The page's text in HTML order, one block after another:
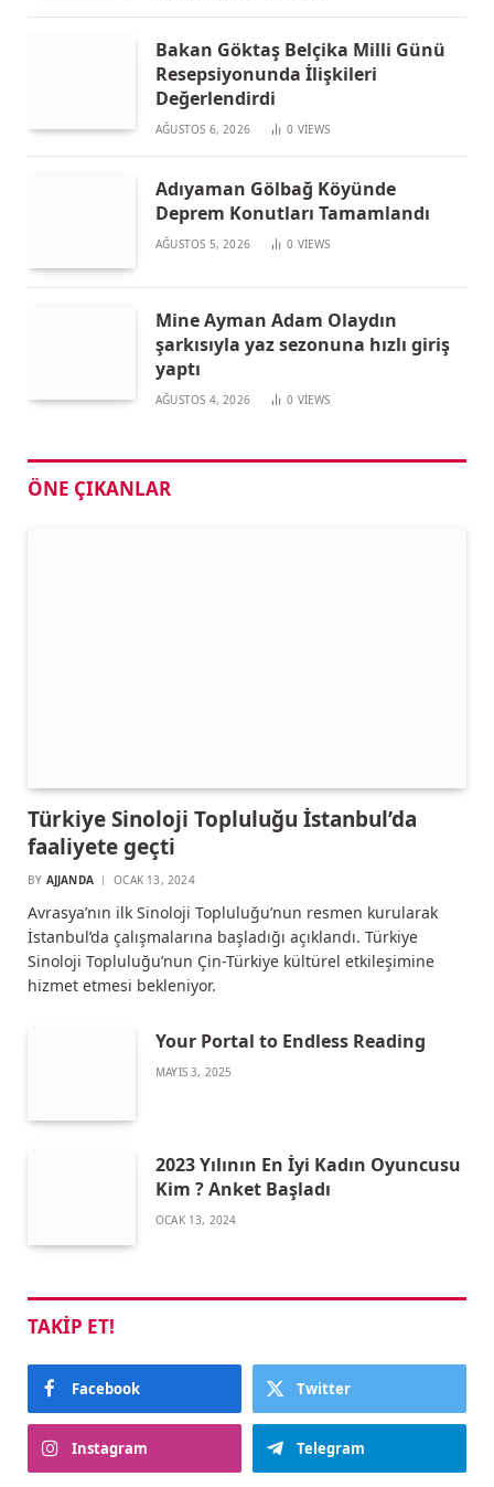
Bakan Göktaş Belçika Milli Günü
Resepsiyonunda İlişkileri
Değerlendirdi
AĞUSTOS 6, 2026 0 VIEWS
Adıyaman Gölbağ Köyünde
Deprem Konutları Tamamlandı
AĞUSTOS 5, 2026 0 VIEWS
Mine Ayman Adam Olaydın
şarkısıyla yaz sezonuna hızlı giriş
yaptı
AĞUSTOS 4, 2026 0 VIEWS
ÖNE ÇIKANLAR
Türkiye Sinoloji Topluluğu İstanbul’da
faaliyete geçti
BY AJJANDA OCAK 13, 2024
Avrasya’nın ilk Sinoloji Topluluğu’nun resmen kurularak
İstanbul’da çalışmalarına başladığı açıklandı. Türkiye
Sinoloji Topluluğu’nun Çin-Türkiye kültürel etkileşimine
hizmet etmesi bekleniyor.
Your Portal to Endless Reading
MAYIS 3, 2025
2023 Yılının En İyi Kadın Oyuncusu
Kim ? Anket Başladı
OCAK 13, 2024
TAKIP ET!
Facebook Twitter
Instagram Telegram